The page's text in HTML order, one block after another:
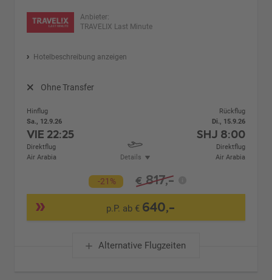
Anbieter:
TRAVELIX Last Minute
Hotelbeschreibung anzeigen
Ohne Transfer
Hinflug
Sa., 12.9.26
VIE 22:25
Direktflug
Air Arabia
Details
Rückflug
Di., 15.9.26
SHJ 8:00
Direktflug
Air Arabia
-21% € 817,-
p.P. ab € 640,-
Alternative Flugzeiten